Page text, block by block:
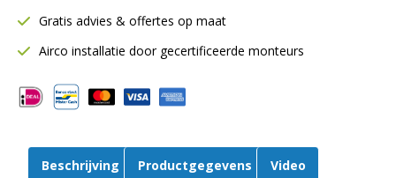
|
1250
|
315
auto
Gratis advies & offertes op maat
Airco installatie door gecertificeerde monteurs
Beschrijving Productgegevens Video